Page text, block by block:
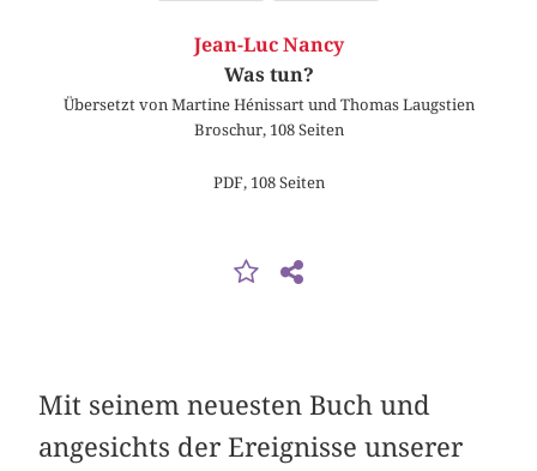
Jean-Luc Nancy
Was tun?
Übersetzt von Martine Hénissart und Thomas Laugstien
Broschur, 108 Seiten
PDF, 108 Seiten
Mit seinem neuesten Buch und
angesichts der Ereignisse unserer